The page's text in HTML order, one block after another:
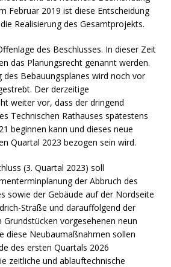
Februar 2019 ist diese Entscheidung
Realisierung des Gesamtprojekts.
des Beschlusses. In dieser Zeit
das Planungsrecht genannt werden.
des Bebauungsplanes wird noch vor
Der derzeitige
weiter vor, dass der dringend
Technischen Rathauses spätestens
beginnen kann und dieses neue
Quartal 2023 bezogen sein wird.
(3. Quartal 2023) soll
der Abbruch des
sowie der Gebäude auf der Nordseite
Straße und darauffolgend der
vorgesehenen neun
diese Neubaumaßnahmen sollen
des ersten Quartals 2026
zeitliche und ablauftechnische